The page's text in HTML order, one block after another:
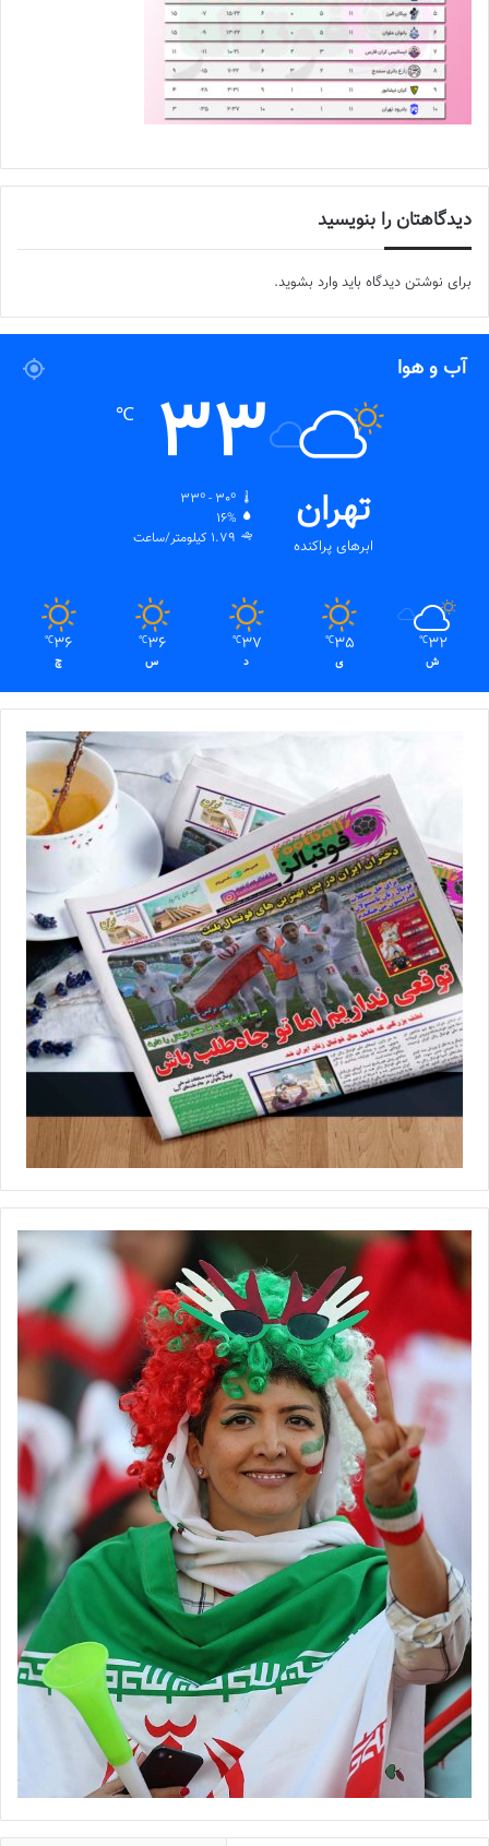
دیدگاهتان را بنویسید
برای نوشتن دیدگاه باید وارد بشوید.
آب و هوا
تهران
ابرهای پراکنده
33
℃
33º - 30º
16%
1.79 کیلومتر/ساعت
32
℃
ش
35
℃
ی
37
℃
د
36
℃
س
36
℃
چ